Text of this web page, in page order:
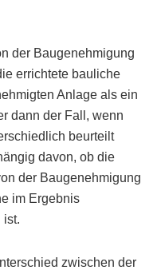
der Baugenehmigung
errichtete bauliche
Anlage als ein
dann der Fall, wenn
beurteilt
davon, ob die
der Baugenehmigung
im Ergebnis
ist.
zwischen der